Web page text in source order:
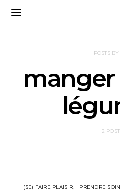
POSTS
manger
2
(SE) FAIRE PLAISIR PRENDRE